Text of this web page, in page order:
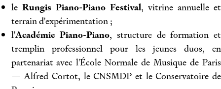
le Rungis Piano-Piano Festival, vitrine annuelle et
terrain d'expérimentation ;
l'Académie Piano-Piano, structure de formation et
tremplin professionnel pour les jeunes duos, en
partenariat avec l'École Normale de Musique de Paris
— Alfred Cortot, le CNSMDP et le Conservatoire de